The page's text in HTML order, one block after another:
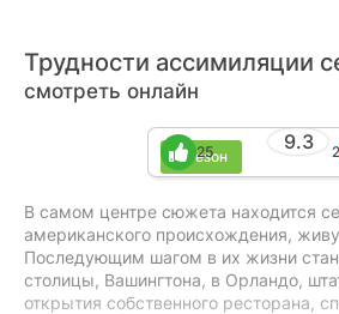
Трудности ассимиляции
смотреть онлайн
5 сезон
9.3
25 2
В самом центре сюжета находится
американского происхождения,
Последующим шагом в их жизни
столицы, Вашингтона, в Орландо,
открытия собственного ресторана,